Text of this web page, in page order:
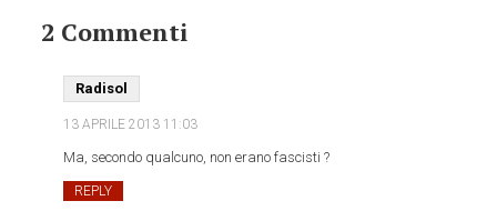
2 Commenti
Radisol
13 APRILE 2013 11:03
Ma, secondo qualcuno, non erano fascisti ?
REPLY